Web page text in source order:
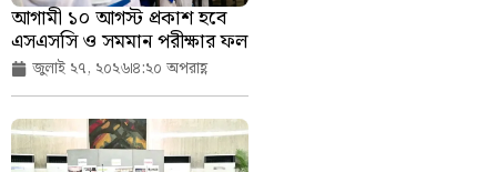
আগামী ১০ আগস্ট প্রকাশ হবে
এসএসসি ও সমমান পরীক্ষার ফল
জুলাই ২৭, ২০২৬৪:২০ অপরাহ্ণ